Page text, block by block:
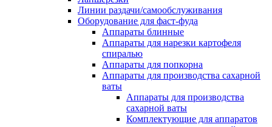
Линии раздачи/самообслуживания
Оборудование для фаст-фуда
Аппараты блинные
Аппараты для нарезки картофеля
спиралью
Аппараты для попкорна
Аппараты для производства сахарной
ваты
Аппараты для производства
сахарной ваты
Комплектующие для аппаратов